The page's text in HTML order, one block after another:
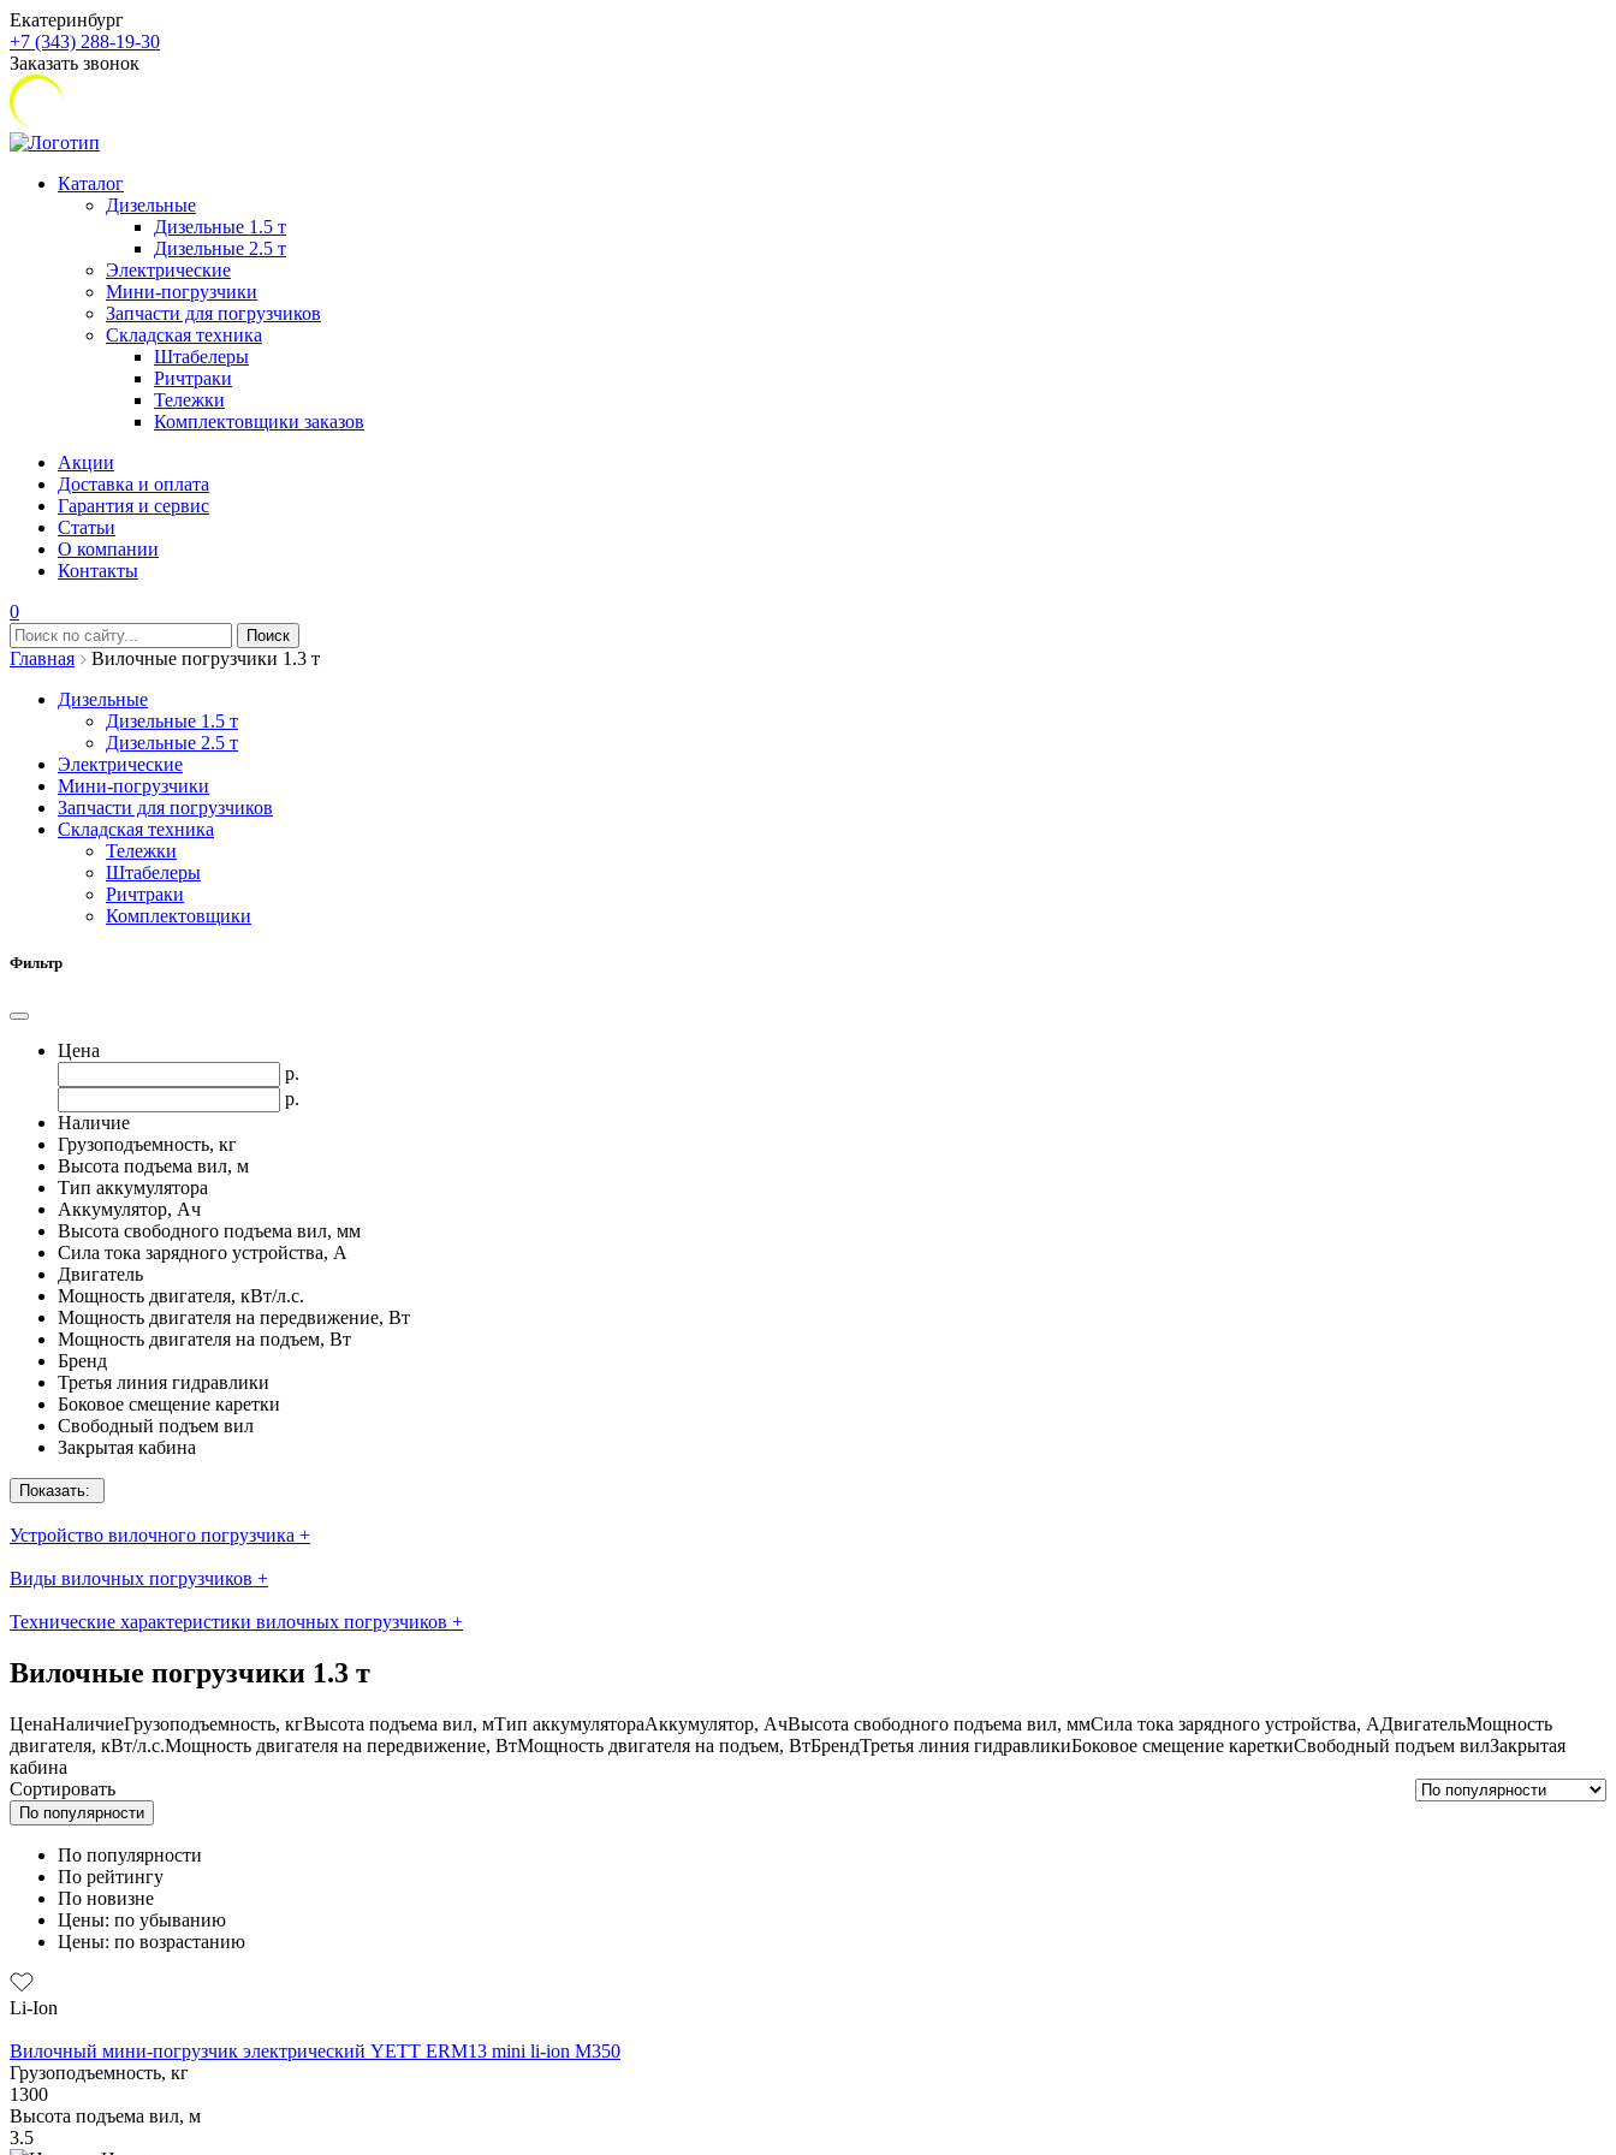
Екатеринбург
+7 (343) 288-19-30
Заказать звонок
Каталог
Дизельные
Дизельные 1.5 т
Дизельные 2.5 т
Электрические
Мини-погрузчики
Запчасти для погрузчиков
Складская техника
Штабелеры
Ричтраки
Тележки
Комплектовщики заказов
Акции
Доставка и оплата
Гарантия и сервис
Статьи
О компании
Контакты
0
Главная
Вилочные погрузчики 1.3 т
Дизельные
Дизельные 1.5 т
Дизельные 2.5 т
Электрические
Мини-погрузчики
Запчасти для погрузчиков
Складская техника
Тележки
Штабелеры
Ричтраки
Комплектовщики
Фильтр
Цена
р.
р.
Наличие
Грузоподъемность, кг
Высота подъема вил, м
Тип аккумулятора
Аккумулятор, Ач
Высота свободного подъема вил, мм
Сила тока зарядного устройства, А
Двигатель
Мощность двигателя, кВт/л.с.
Мощность двигателя на передвижение, Вт
Мощность двигателя на подъем, Вт
Бренд
Третья линия гидравлики
Боковое смещение каретки
Свободный подъем вил
Закрытая кабина
Показать:
Устройство вилочного погрузчика +
Виды вилочных погрузчиков +
Технические характеристики вилочных погрузчиков +
Вилочные погрузчики 1.3 т
ЦенаНаличиеГрузоподъемность, кгВысота подъема вил, мТип аккумулятораАккумулятор, АчВысота свободного подъема вил, ммСила тока зарядного устройства, АДвигательМощность
двигателя, кВт/л.с.Мощность двигателя на передвижение, ВтМощность двигателя на подъем, ВтБрендТретья линия гидравликиБоковое смещение кареткиСвободный подъем вилЗакрытая
кабина
Сортировать
По популярности
По популярности
По рейтингу
По новизне
Цены: по убыванию
Цены: по возрастанию
Li-Ion
Вилочный мини-погрузчик электрический YETT ERM13 mini li-ion M350
Грузоподъемность, кг
1300
Высота подъема вил, м
3.5